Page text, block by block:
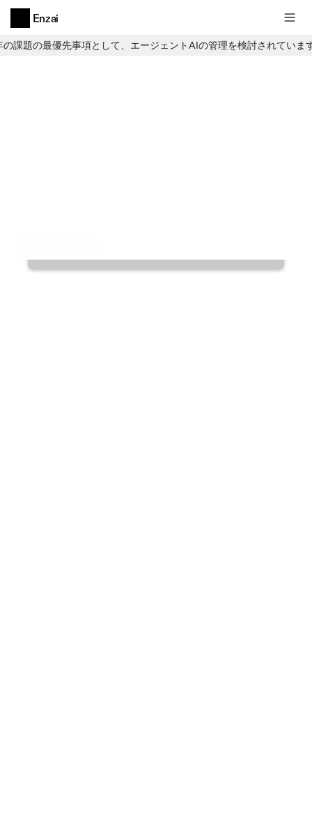
課題の最優先事項として、エージェントAIの管理を検討されていま
Enzai
AIベンダー AI製品 AIシステム AIモデル